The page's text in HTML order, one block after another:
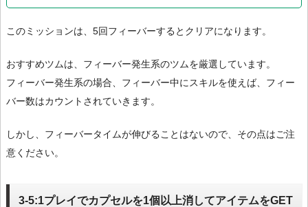
このミッションは、5回フィーバーするとクリアになります。
おすすめツムは、フィーバー発生系のツムを厳選しています。
フィーバー発生系の場合、フィーバー中にスキルを使えば、フィー
バー数はカウントされていきます。
しかし、フィーバータイムが伸びることはないので、その点はご注
意ください。
3-5:1プレイでカプセルを1個以上消してアイテムをGET